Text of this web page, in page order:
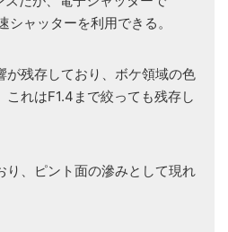
シャッターを利用できる。
が残存しており、ボケ領域の色
これはF1.4まで絞っても残存し
り、ピント面の滲みとして現れ